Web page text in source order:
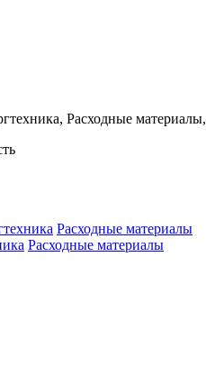
Расходные материалы,
Расходные материалы
Расходные материалы